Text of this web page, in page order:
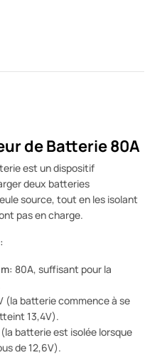
de Batterie 80A
est un dispositif
deux batteries
source, tout en les isolant
pas en charge.
80A, suffisant pour la
(la batterie commence à se
13,4V).
batterie est isolée lorsque
de 12,6V).